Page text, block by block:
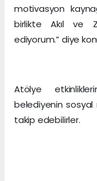
motivasyon
birlikte Akıl ve
ediyorum.” diye
Atölye
belediyenin sosyal
takip edebilirler.